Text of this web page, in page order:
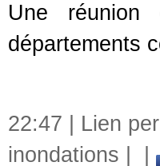
Une réunion
départements
22:47 | Lien
inondations